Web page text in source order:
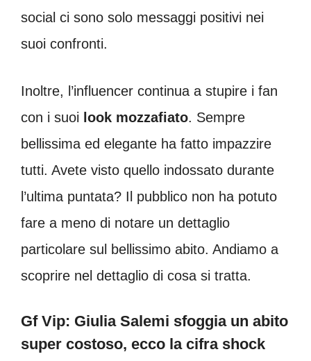
social ci sono solo messaggi positivi nei
suoi confronti.
Inoltre, l’influencer continua a stupire i fan
con i suoi look mozzafiato. Sempre
bellissima ed elegante ha fatto impazzire
tutti. Avete visto quello indossato durante
l’ultima puntata? Il pubblico non ha potuto
fare a meno di notare un dettaglio
particolare sul bellissimo abito. Andiamo a
scoprire nel dettaglio di cosa si tratta.
Gf Vip: Giulia Salemi sfoggia un abito
super costoso, ecco la cifra shock